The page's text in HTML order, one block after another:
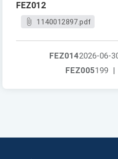
FEZ012
1140012897.pdf
FEZ0142026-06-
FEZ005199 |